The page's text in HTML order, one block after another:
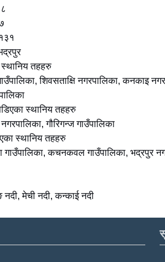
तहहरु
शिवसताक्षि नगरपालिका, कनकाइ
स्थानिय तहहरु
गौरिगन्ज गाउँपालिका
स्थानिय तहहरु
गाउँपालिका, कचनकवल गाउँपालिका, भद्रपुर
नदी, मेची नदी, कन्काई नदी